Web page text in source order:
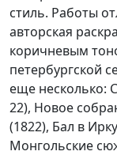
стиль. Работы
авторская
коричневым
петербургской
еще несколько:
22), Новое
(1822), Бал в
Монгольские